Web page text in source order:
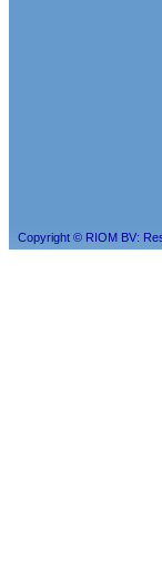
Copyright © RIOM BV: